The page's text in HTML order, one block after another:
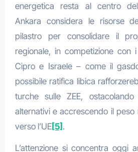
energetica resta al centro
Ankara considera le risorse
pilastro per consolidare il
regionale, in competizione con
Cipro e Israele – come il
possibile ratifica libica
turche sulle ZEE,
alternativi e accrescendo il peso
verso l’UE[5] .
L’attenzione si concentra oggi